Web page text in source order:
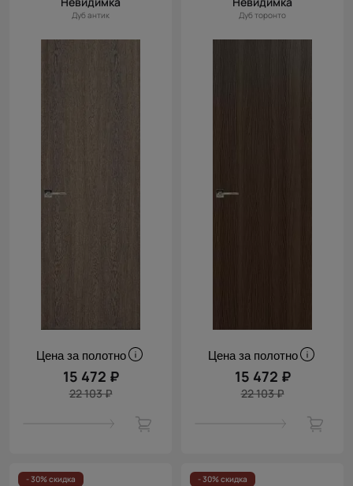
Дуб антик
Цена за полотно
15 472 ₽
22 103 ₽
Дуб торонто
Цена за полотно
15 472 ₽
22 103 ₽
- 30% скидка - 30% скидка